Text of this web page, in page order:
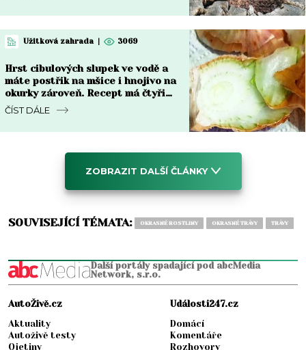
Užitková zahrada 3069
Hrst cibulových slupek ve vodě a
máte postřik na mšice i hnojivo na
okurky zároveň. Recept má čtyři
kroky
ČÍST DÁLE
ZOBRAZIT DALŠÍ ČLÁNKY
SOUVISEJÍCÍ TÉMATA: OKRASNÉ ROSTLINY OKRASNÉ TRÁVY TRÁVY
Další portály spadající pod abcMedia
Network, s.r.o.
AutoŽivě.cz
Aktuality
Autoživě testy
Ojetiny
Události247.cz
Domácí
Komentáře
Rozhovory